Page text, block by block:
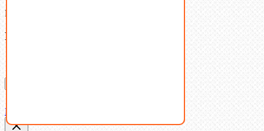
В корзине нет товаров.
Поиск
Don't show this popup again